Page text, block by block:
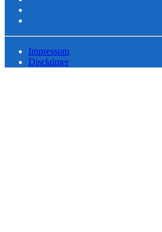
Impressum
Disclaimer